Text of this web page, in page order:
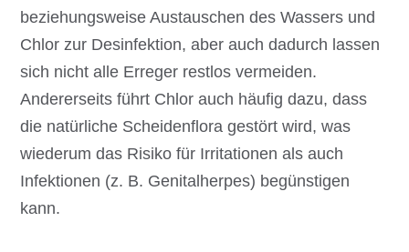
beziehungsweise Austauschen des Wassers und
Chlor zur Desinfektion, aber auch dadurch lassen
sich nicht alle Erreger restlos vermeiden.
Andererseits führt Chlor auch häufig dazu, dass
die natürliche Scheidenflora gestört wird, was
wiederum das Risiko für Irritationen als auch
Infektionen (z. B. Genitalherpes) begünstigen
kann.